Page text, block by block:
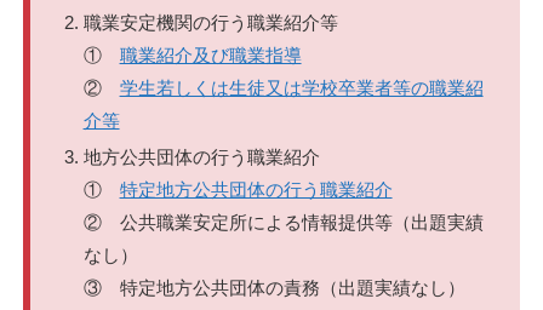
職業安定機関の行う職業紹介等
① 職業紹介及び職業指導
② 学生若しくは生徒又は学校卒業者等の職業紹
介等
地方公共団体の行う職業紹介
① 特定地方公共団体の行う職業紹介
② 公共職業安定所による情報提供等（出題実績
なし）
③ 特定地方公共団体の責務（出題実績なし）